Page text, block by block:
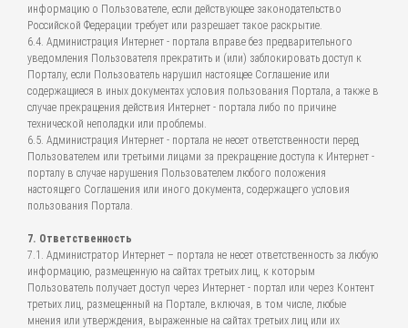
информацию о Пользователе, если действующее законодательство
Российской Федерации требует или разрешает такое раскрытие.
6.4. Администрация Интернет - портала вправе без предварительного
уведомления Пользователя прекратить и (или) заблокировать доступ к
Порталу, если Пользователь нарушил настоящее Соглашение или
содержащиеся в иных документах условия пользования Портала, а также в
случае прекращения действия Интернет - портала либо по причине
технической неполадки или проблемы.
6.5. Администрация Интернет - портала не несет ответственности перед
Пользователем или третьими лицами за прекращение доступа к Интернет -
порталу в случае нарушения Пользователем любого положения
настоящего Соглашения или иного документа, содержащего условия
пользования Портала.
7. Ответственность
7.1. Администратор Интернет – портала не несет ответственность за любую
информацию, размещенную на сайтах третьих лиц, к которым
Пользователь получает доступ через Интернет - портал или через Контент
третьих лиц, размещенный на Портале, включая, в том числе, любые
мнения или утверждения, выраженные на сайтах третьих лиц или их